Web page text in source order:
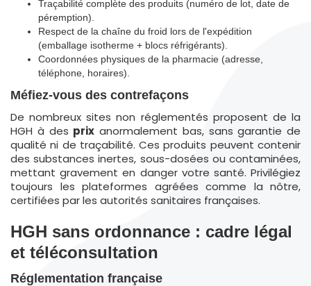
Traçabilité complète des produits (numéro de lot, date de
péremption).
Respect de la chaîne du froid lors de l'expédition
(emballage isotherme + blocs réfrigérants).
Coordonnées physiques de la pharmacie (adresse,
téléphone, horaires).
Méfiez-vous des contrefaçons
De nombreux sites non réglementés proposent de la
HGH à des prix anormalement bas, sans garantie de
qualité ni de traçabilité. Ces produits peuvent contenir
des substances inertes, sous-dosées ou contaminées,
mettant gravement en danger votre santé. Privilégiez
toujours les plateformes agréées comme la nôtre,
certifiées par les autorités sanitaires françaises.
HGH sans ordonnance : cadre légal
et téléconsultation
Réglementation française